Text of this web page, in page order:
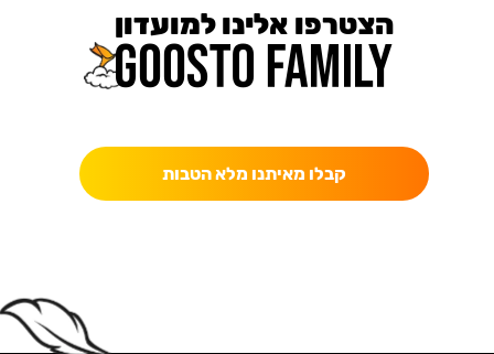
הצטרפו אלינו למועדון
קבלו מאיתנו מלא הטבות